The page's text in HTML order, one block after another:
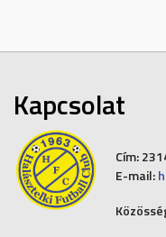
Kapcsolat
Cím:
E-mail: